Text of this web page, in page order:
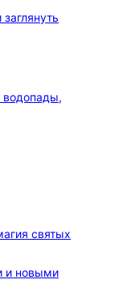
святых
и новыми